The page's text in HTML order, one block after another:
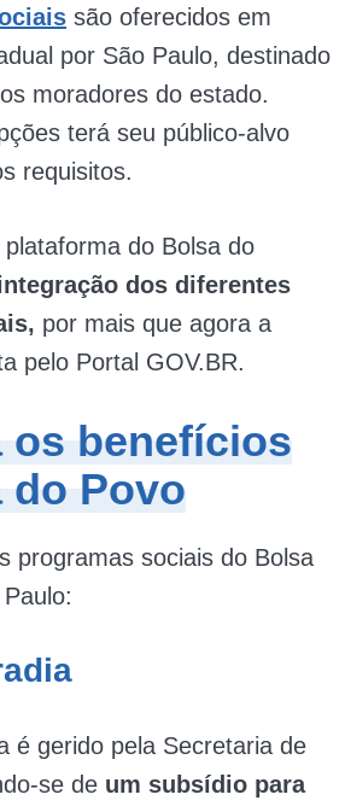
são oferecidos em
por São Paulo, destinado
moradores do estado.
terá seu público-alvo
requisitos.
do Bolsa do
dos diferentes
por mais que agora a
pelo Portal GOV.BR.
os benefícios
do Povo
programas sociais do Bolsa
é gerido pela Secretaria de
se de um subsídio para